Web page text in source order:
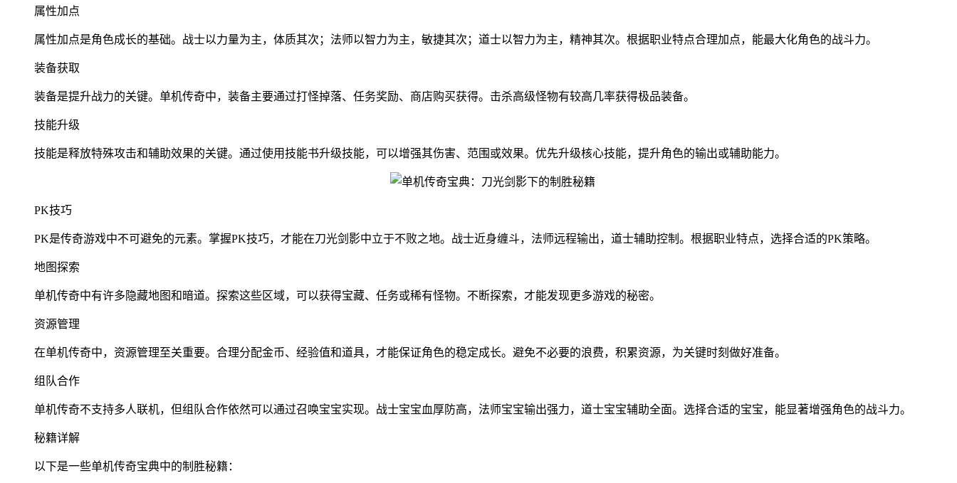
属性加点
属性加点是角色成长的基础。战士以力量为主，体质其次；法师以智力为主，敏捷其次；道士以智力为主，精神其次。根据职业特点合理加点，能最大化角色的战斗力。
装备获取
装备是提升战力的关键。单机传奇中，装备主要通过打怪掉落、任务奖励、商店购买获得。击杀高级怪物有较高几率获得极品装备。
技能升级
技能是释放特殊攻击和辅助效果的关键。通过使用技能书升级技能，可以增强其伤害、范围或效果。优先升级核心技能，提升角色的输出或辅助能力。
PK技巧
PK是传奇游戏中不可避免的元素。掌握PK技巧，才能在刀光剑影中立于不败之地。战士近身缠斗，法师远程输出，道士辅助控制。根据职业特点，选择合适的PK策略。
地图探索
单机传奇中有许多隐藏地图和暗道。探索这些区域，可以获得宝藏、任务或稀有怪物。不断探索，才能发现更多游戏的秘密。
资源管理
在单机传奇中，资源管理至关重要。合理分配金币、经验值和道具，才能保证角色的稳定成长。避免不必要的浪费，积累资源，为关键时刻做好准备。
组队合作
单机传奇不支持多人联机，但组队合作依然可以通过召唤宝宝实现。战士宝宝血厚防高，法师宝宝输出强力，道士宝宝辅助全面。选择合适的宝宝，能显著增强角色的战斗力。
秘籍详解
以下是一些单机传奇宝典中的制胜秘籍：